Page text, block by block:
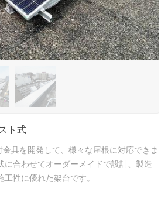
ト式
具を開発して、様々な屋根に対応できま
に合わせてオーダーメイドで設計、製造
性に優れた架台です。